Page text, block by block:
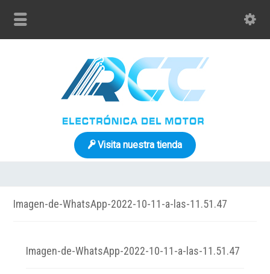
Visita nuestra tienda
Imagen-de-WhatsApp-2022-10-11-a-las-11.51.47
Imagen-de-WhatsApp-2022-10-11-a-las-11.51.47